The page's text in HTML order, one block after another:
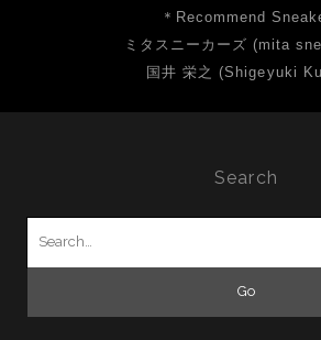
＊Recommend
ミタスニーカーズ (mita
国井 栄之 (Shigeyuki
Search